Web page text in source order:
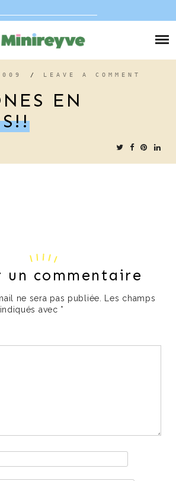
/ LEAVE A COMMENT
EN
un commentaire
ne sera pas publiée. Les champs
avec *